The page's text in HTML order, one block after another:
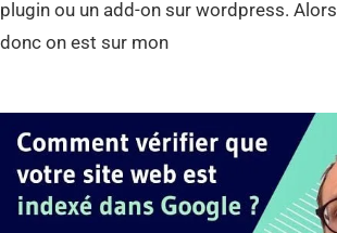
plugin ou un add-on sur wordpress.
donc on est sur mon